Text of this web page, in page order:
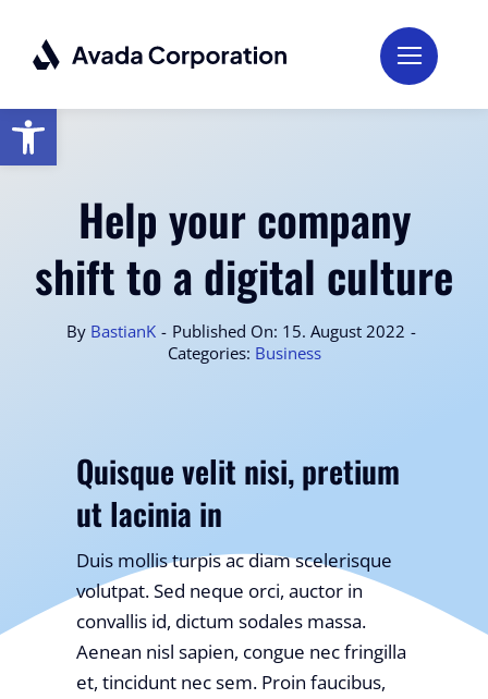
Open toolbar
Inhalt
springen
Help your company
shift to a digital culture
By BastianK - Published On: 15. August 2022 -
Categories: Business
Quisque velit nisi, pretium
ut lacinia in
Duis mollis turpis ac diam scelerisque
volutpat. Sed neque orci, auctor in
convallis id, dictum sodales massa.
Aenean nisl sapien, congue nec fringilla
et, tincidunt nec sem. Proin faucibus,